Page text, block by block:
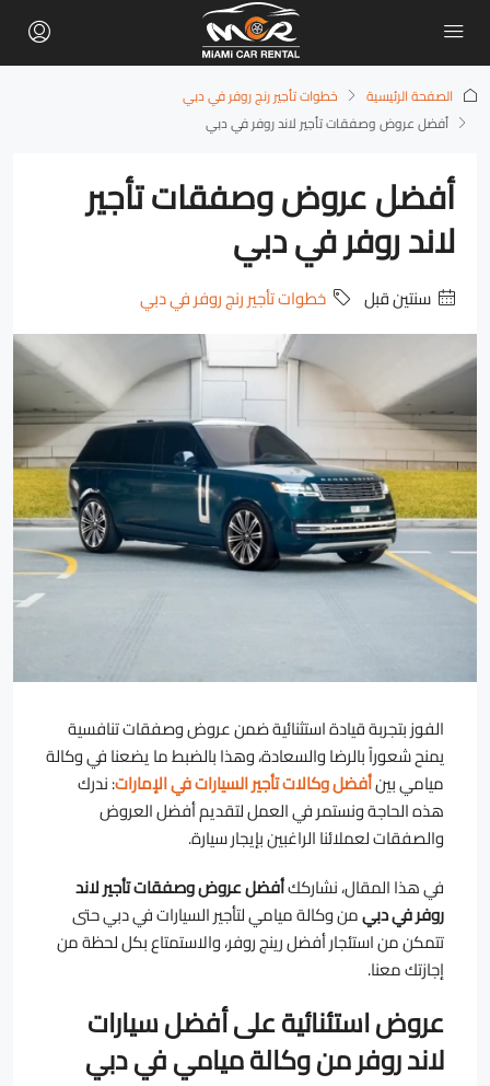
الصفحة الرئيسية
خطوات تأجير رنج روفر في دبي
أفضل عروض وصفقات تأجير لاند روفر في دبي
أفضل عروض وصفقات تأجير
لاند روفر في دبي
‏سنتين قبل خطوات تأجير رنج روفر في دبي
الفوز بتجربة قيادة استثنائية ضمن عروض وصفقات تنافسية
يمنح شعوراً بالرضا والسعادة، وهذا بالضبط ما يضعنا في وكالة
ميامي بينأفضل وكالات تأجير السيارات في الإمارات: ندرك
هذه الحاجة ونستمر في العمل لتقديم أفضل العروض
والصفقات لعملائنا الراغبين بإيجار سيارة.
في هذا المقال،نشارككأفضل عروض وصفقات تأجير لاند
روفر في دبيمن وكالة ميامي لتأجير السيارات في دبي حتى
تتمكن من استئجار أفضل رينج روفر، والاستمتاع بكل لحظة من
إجازتك معنا.
عروض استئنائية على أفضل سيارات
لاند روفر من وكالة ميامي في دبي